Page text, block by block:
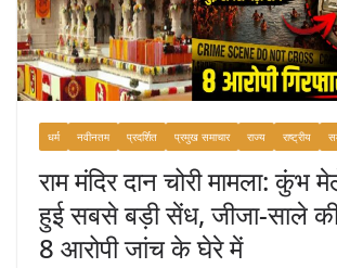
धर्म नवीनतम प्रदर्शित प्रमुख समाचार राज्य राष्ट्रीय
राम मंदिर दान चोरी मामला: कुंभ
हुई सबसे बड़ी सेंध, जीजा-साले
8 आरोपी जांच के घेरे में